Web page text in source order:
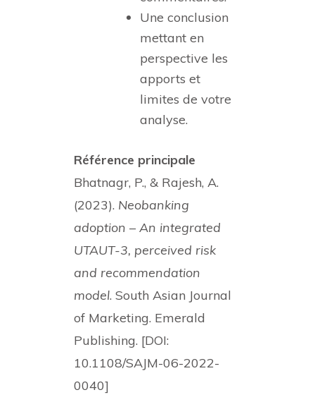
Une conclusion
mettant en
perspective les
apports et
limites de votre
analyse.
Référence principale
Bhatnagr, P., & Rajesh, A.
(2023). Neobanking
adoption – An integrated
UTAUT-3, perceived risk
and recommendation
model. South Asian Journal
of Marketing. Emerald
Publishing. [DOI:
10.1108/SAJM-06-2022-
0040]